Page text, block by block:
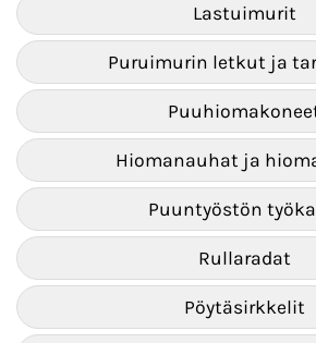
Lastuimurit
Puruimurin letkut ja
Hiomanauhat ja
Puuntyöstön
Rullaradat
Pöytäsirkkelit